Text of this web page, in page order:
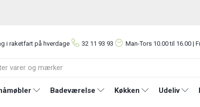
i raketfart på hverdage 32 11 93 93 Man-Tors 10.00 til 16.00 |
Badeværelse Køkken Udeliv